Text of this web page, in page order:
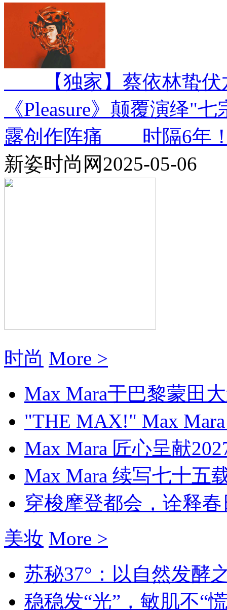
【独家】蔡依林蛰伏
《Pleasure》颠覆演绎"
露创作阵痛 时隔6年！
新姿时尚网2025-05-06
时尚 More >
Max Mara于巴黎蒙田
"THE MAX!" Max
Max Mara 匠心呈献
Max Mara 续写七十五
穿梭摩登都会，诠释
美妆 More >
苏秘37°：以自然发酵
稳稳发“光”，敏肌不“